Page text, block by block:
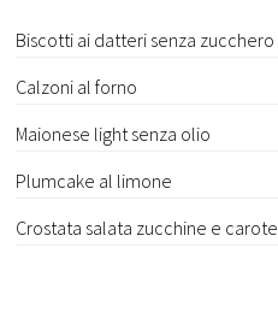
Biscotti ai datteri senza zucchero
Calzoni al forno
Maionese light senza olio
Plumcake al limone
Crostata salata zucchine e carote